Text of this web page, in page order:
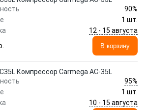
90%
1 шт.
12 - 15 августа
В корзину
Компрессор Carmega AC-35L
95%
1 шт.
10 - 15 августа